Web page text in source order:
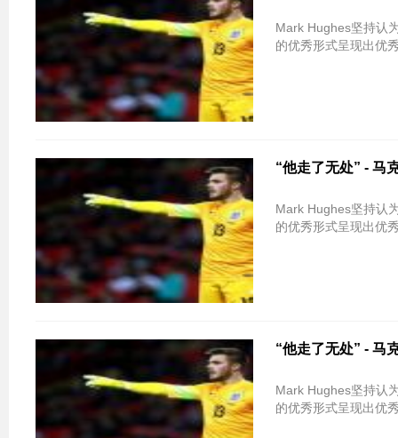
Mark Hughes坚持认
的优秀形式呈现出优
“他走了无处” - 马
Mark Hughes坚持认
的优秀形式呈现出优
“他走了无处” - 马
Mark Hughes坚持认
的优秀形式呈现出优